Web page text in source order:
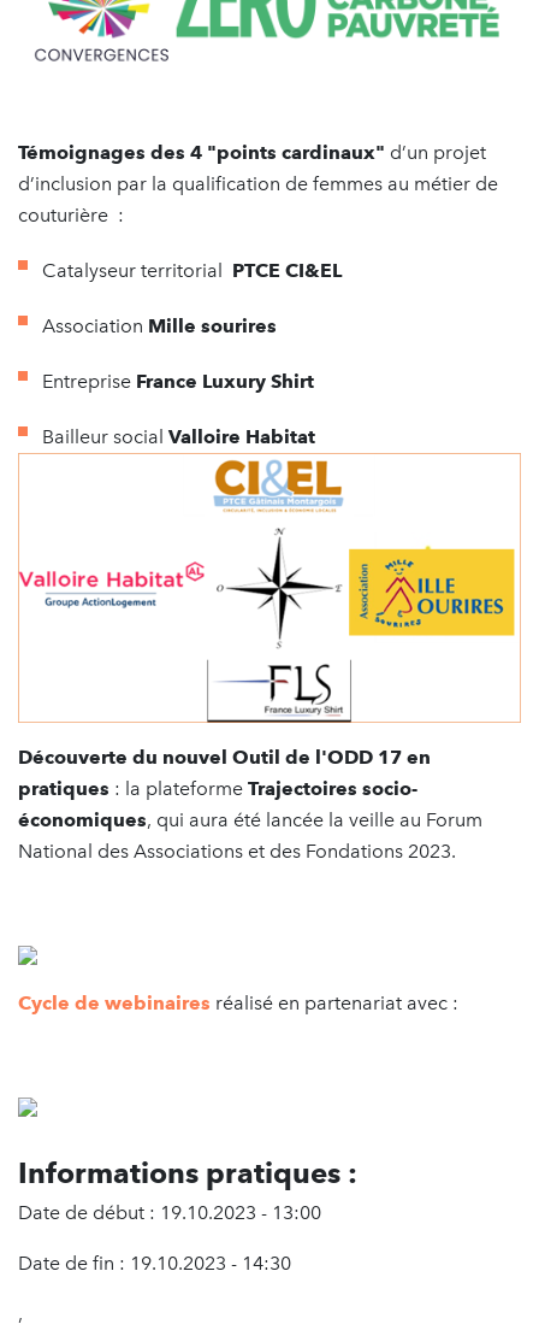
Témoignages des 4 "points cardinaux" d’un projet
d’inclusion par la qualification de femmes au métier de
couturière :
Catalyseur territorial PTCE CI&EL
Association Mille sourires
Entreprise France Luxury Shirt
Bailleur social Valloire Habitat
Découverte du nouvel Outil de l'ODD 17 en
pratiques : la plateforme Trajectoires socio-
économiques, qui aura été lancée la veille au Forum
National des Associations et des Fondations 2023.
Cycle de webinaires réalisé en partenariat avec :
Informations pratiques :
Date de début : 19.10.2023 - 13:00
Date de fin : 19.10.2023 - 14:30
,